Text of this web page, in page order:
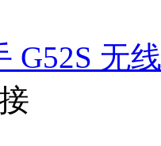
G52S 无